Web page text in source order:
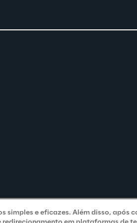
simples e eficazes. Além disso, após